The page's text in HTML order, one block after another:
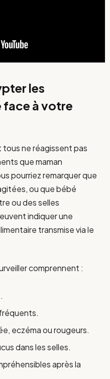
les
face à votre
ne réagissent pas
que maman
pourriez remarquer que
ou que bébé
ou des selles
indiquer une
transmise via le
comprennent :
eczéma ou rougeurs.
dans les selles.
après la